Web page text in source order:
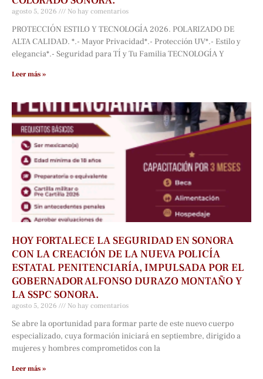
agosto 5, 2026 No hay comentarios
PROTECCIÓN ESTILO Y TECNOLOGÍA 2026. POLARIZADO DE
ALTA CALIDAD. *.- Mayor Privacidad*.- Protección UV*.- Estilo y
elegancia*.- Seguridad para TÍ y Tu Familia TECNOLOGÍA Y
Leer más »
HOY FORTALECE LA SEGURIDAD EN SONORA
CON LA CREACIÓN DE LA NUEVA POLICÍA
ESTATAL PENITENCIARÍA, IMPULSADA POR EL
GOBERNADOR ALFONSO DURAZO MONTAÑO Y
LA SSPC SONORA.
agosto 5, 2026 No hay comentarios
Se abre la oportunidad para formar parte de este nuevo cuerpo
especializado, cuya formación iniciará en septiembre, dirigido a
mujeres y hombres comprometidos con la
Leer más »